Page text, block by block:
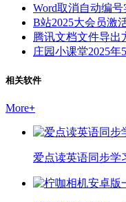
Word取消自动编
B站2025大会员激
腾讯文档文件导出
庄园小课堂2025年
相关软件
More+
爱点读英语同步学